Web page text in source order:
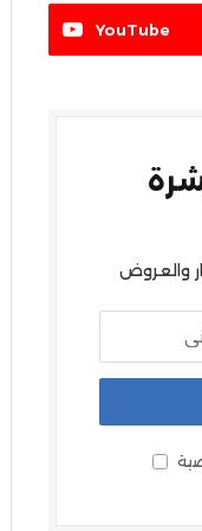
YouTube
والعروض